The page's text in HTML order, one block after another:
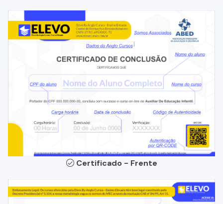
Certificado - Frente